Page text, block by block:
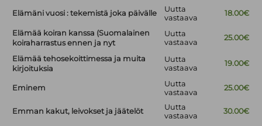
Elämäni vuosi : tekemistä joka päivälle
Uutta
vastaava
18.00€
Elämää koiran kanssa (Suomalainen
koiraharrastus ennen ja nyt
Uutta
vastaava
25.00€
Elämää tehosekoittimessa ja muita
kirjoituksia
Uutta
vastaava
19.00€
Eminem
Uutta
vastaava
25.00€
Emman kakut, leivokset ja jäätelöt
Uutta
vastaava
30.00€